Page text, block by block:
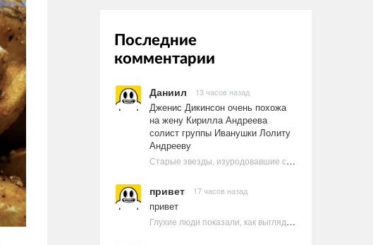
Последние
комментарии
Даниил 13 часов назад
Дженис Дикинсон очень похожа
на жену Кирилла Андреева
солист группы Иванушки Лолиту
Андрееву
Старые звезды, изуродовавшие себя пластикой
привет 17 часов назад
привет
Глухие люди показали, как выглядят ругательства на языке жестов